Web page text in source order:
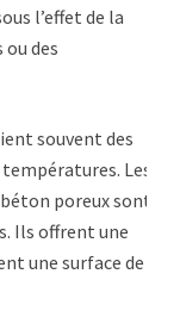
l’effet de la
des
souvent des
Les
poreux sont
Ils offrent une
une surface de